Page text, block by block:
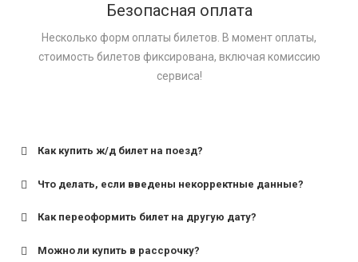
Безопасная оплата
Несколько форм оплаты билетов. В момент оплаты,
стоимость билетов фиксирована, включая комиссию
сервиса!
Как купить ж/д билет на поезд?
Что делать, если введены некорректные данные?
Как переоформить билет на другую дату?
Можно ли купить в рассрочку?